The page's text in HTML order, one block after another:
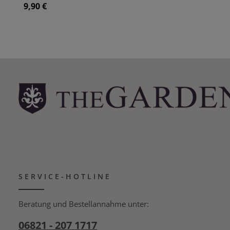
Originalglases weiternutzen können. Material: Glas
Regulärer Preis:
9,90 €
SERVICE-HOTLINE
Beratung und Bestellannahme unter:
06821 - 207 1717